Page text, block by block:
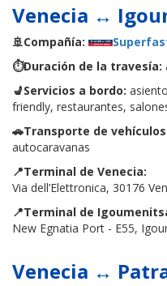
Venecia ↔
🚢Compañía:
⏱️Duración de la travesía:
💺Servicios a bordo:
friendly, restaurantes,
🚗Transporte de
autocaravanas
📍Terminal de Venecia:
Via dell’Elettronica, 30176
📍Terminal de
New Egnatia Port - E55,
Venecia ↔